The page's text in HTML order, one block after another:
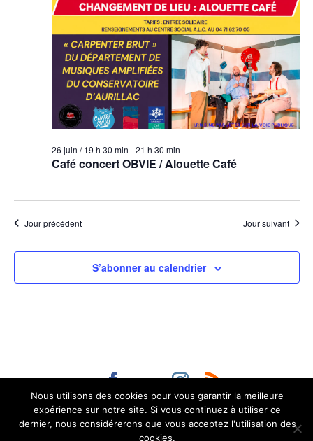
Café concert OBVIE / Alouette Café
26 juin / 19 h 30 min -21 h 30 min
Jour précédent Jour suivant
S’abonner au calendrier
Contact :administration@aurillac.fr|Mentions
légales | Accessibilité non conforme (refonte en
Mairie d'Aurillac
Nous utilisons des cookies pour vous garantir la meilleure
expérience sur notre site. Si vous continuez à utiliser ce
dernier, nous considérerons que vous acceptez l'utilisation des
cookies.